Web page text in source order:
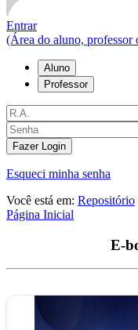
Entrar
(Área do aluno, professor
Aluno
Professor
Fazer Login
Esqueci minha senha
Você está em: Repositório
Página Inicial
E-